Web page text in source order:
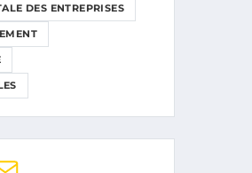
DES ENTREPRISES